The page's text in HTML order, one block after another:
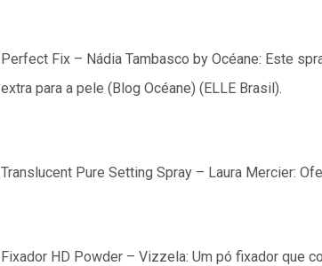
Perfect Fix – Nádia Tambasco by Océane: Este
extra para a pele​ (Blog Océane)​​ (ELLE Brasil)​.
Translucent Pure Setting Spray – Laura Mercier:
Fixador HD Powder – Vizzela: Um pó fixador que